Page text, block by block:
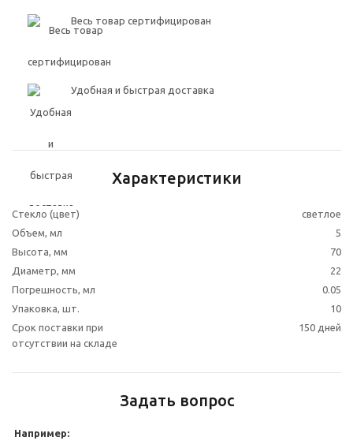
Весь товар сертифицирован
Удобная и быстрая доставка
Характеристики
Стекло (цвет)
светлое
Объем, мл
5
Высота, мм
70
Диаметр, мм
22
Погрешность, мл
0.05
Упаковка, шт.
10
Срок поставки при
отсутствии на складе
150 дней
Задать вопрос
Например: